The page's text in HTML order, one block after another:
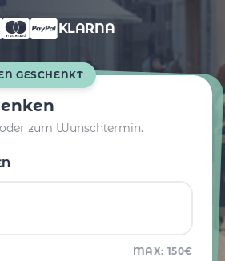
KLARNA
GESCHENKT
zum Wunschtermin.
MAX: 150€